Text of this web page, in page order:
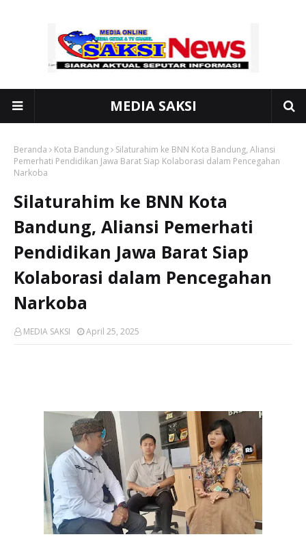
MEDIA SAKSI
Beranda Kota Bandung
Silaturahim ke BNN Kota Bandung, Aliansi
Pemerhati Pendidikan Jawa Barat Siap Kolaborasi dalam Pencegahan
Narkoba
Silaturahim ke BNN Kota
Bandung, Aliansi Pemerhati
Pendidikan Jawa Barat Siap
Kolaborasi dalam Pencegahan
Narkoba
MEDIA SAKSI April 25, 2025